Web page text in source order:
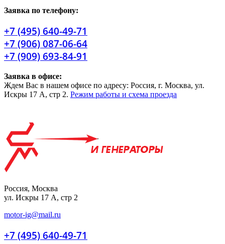
Заявка по телефону:
+7 (495) 640-49-71
+7 (906) 087-06-64
+7 (909) 693-84-91
Заявка в офисе:
Ждем Вас в нашем офисе по адресу: Россия, г. Москва, ул.
Искры 17 А, стр 2. Режим работы и схема проезда
Россия, Москва
ул. Искры 17 А, стр 2
motor-ig@mail.ru
+7 (495) 640-49-71